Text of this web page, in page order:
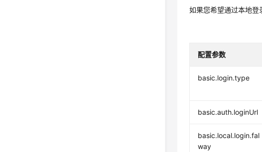
如果您希望通过本地登
配置参数
basic.login.type
basic.auth.loginUrl
basic.local.login.fal
way